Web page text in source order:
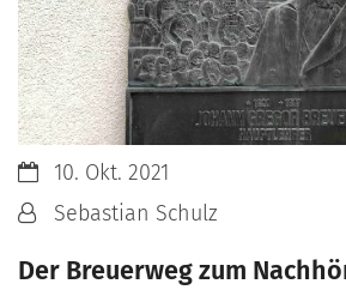
Datum:10. Okt. 2021
Von:Sebastian Schulz
Der Breuerweg zum